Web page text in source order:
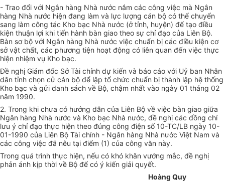
- Trao đổi với Ngân hàng Nhà nước nắm các công việc mà Ngân
hàng Nhà nước hiện đang làm và lực lượng cán bộ có thể chuyển
sang làm công tác Kho bạc Nhà nước (ở tỉnh, huyện) để tạo điều
kiện thuận lợi khi tiến hành bàn giao theo sự chỉ đạo của Liên Bộ.
Bàn sơ bộ với Ngân hàng Nhà nước việc chuẩn bị các điều kiện cơ
sở vật chất, các phương tiện hoạt động có liên quan đến việc thực
hiện nhiệm vụ Kho bạc.
Đề nghị Giám đốc Sở Tài chính dự kiến và báo cáo với Uỷ ban Nhân
dân tỉnh chọn cử cán bộ để lập tổ chức chuẩn bị thành lập hệ thống
Kho bạc và gửi danh sách về Bộ, chậm nhất vào ngày 01 tháng 02
năm 1990.
2. Trong khi chưa có hướng dẫn của Liên Bộ về việc bàn giao giữa
Ngân hàng Nhà nước và Kho bạc Nhà nước, đề nghị các đồng chí
lưu ý chỉ đạo thực hiện theo đúng công điện số 10-TC/LB ngày 10-
01-1990 của Liên Bộ Tài chính - Ngân hàng Nhà nước Việt Nam và
các công việc đã nêu tại điểm (1) của công văn này.
Trong quá trình thực hiện, nếu có khó khăn vướng mắc, đề nghị
phản ánh kịp thời về Bộ để có ý kiến giải quyết.
Hoàng Quy